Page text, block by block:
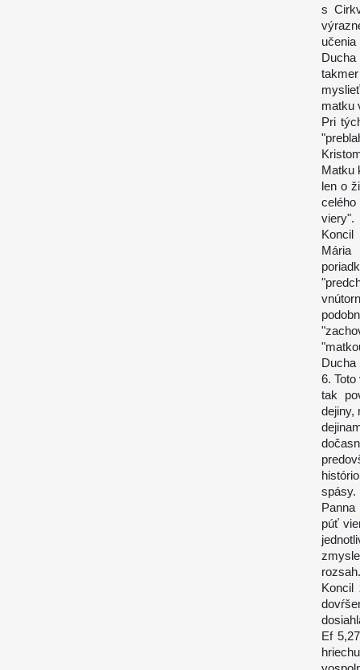
s
matku
Pri
Matku
len o
viery".
Koncil
Mária
Ducha
6.
tak
dejiny,
Panna
púť
rozsah.
Koncil
Ef